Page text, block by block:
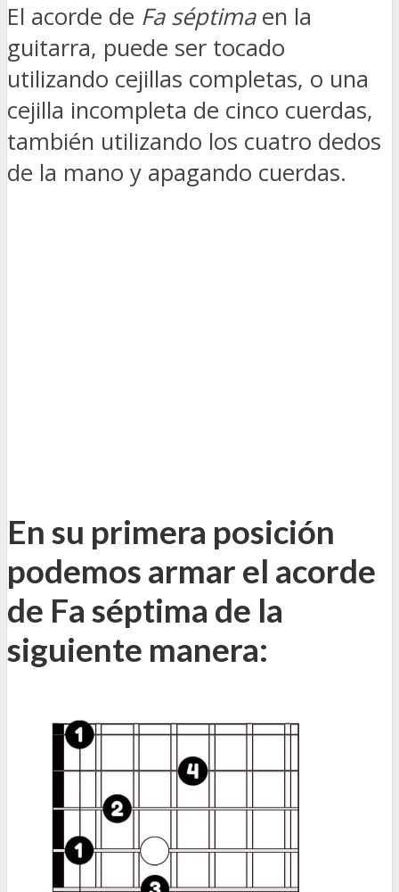
El acorde de Fa séptimaen la
guitarra, puede ser tocado
utilizando cejillas completas, o una
cejilla incompleta de cinco cuerdas,
también utilizando los cuatro dedos
de la mano y apagando cuerdas.
En su primera posición
podemos armar el acorde
de Fa séptima de la
siguiente manera: